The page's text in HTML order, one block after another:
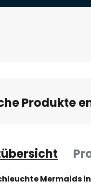
Produkte
Mermaids